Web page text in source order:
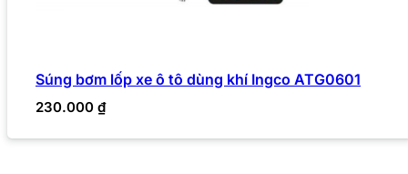
Súng bơm lốp xe ô tô dùng khí Ingco ATG0601
230.000 ₫